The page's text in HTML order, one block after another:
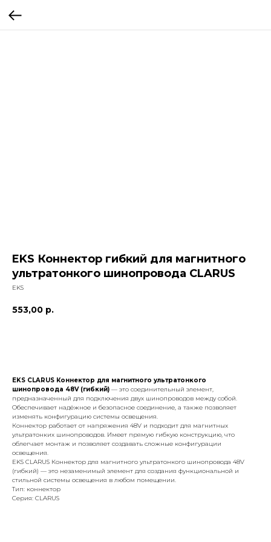
EKS Коннектор гибкий для магнитного
ультратонкого шинопровода CLARUS
EKS
553,00 р.
EKS CLARUS Коннектор для магнитного ультратонкого
шинопровода 48V (гибкий) — это соединительный элемент,
предназначенный для подключения двух шинопроводов между собой.
Обеспечивает надёжное и безопасное соединение, а также позволяет
изменять конфигурацию системы освещения.
Коннектор работает от напряжения 48V и подходит для магнитных
ультратонких шинопроводов. Имеет прямую гибкую конструкцию, что
облегчает монтаж и позволяет создавать сложные конфигурации
освещения.
EKS CLARUS Коннектор для магнитного ультратонкого шинопровода 48V
(гибкий) — это незаменимый элемент для создания функциональной и
стильной системы освещения в любом помещении.
Тип: коннектор
Серия: CLARUS